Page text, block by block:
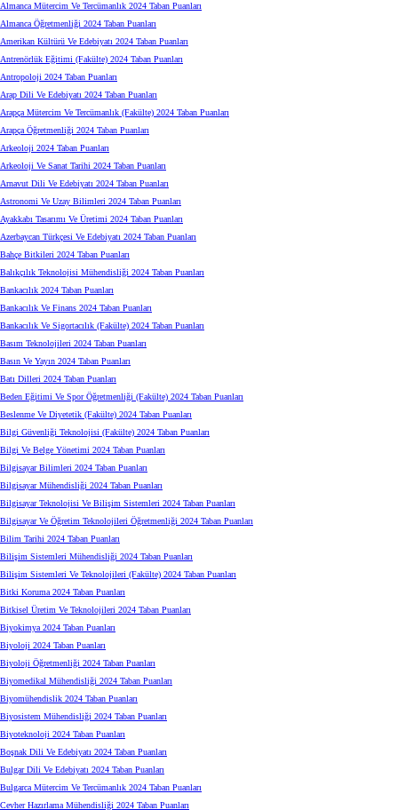
Almanca Mütercim Ve Tercümanlık 2024 Taban Puanları
Almanca Öğretmenliği 2024 Taban Puanları
Amerikan Kültürü Ve Edebiyatı 2024 Taban Puanları
Antrenörlük Eğitimi (Fakülte) 2024 Taban Puanları
Antropoloji 2024 Taban Puanları
Arap Dili Ve Edebiyatı 2024 Taban Puanları
Arapça Mütercim Ve Tercümanlık (Fakülte) 2024 Taban Puanları
Arapça Öğretmenliği 2024 Taban Puanları
Arkeoloji 2024 Taban Puanları
Arkeoloji Ve Sanat Tarihi 2024 Taban Puanları
Arnavut Dili Ve Edebiyatı 2024 Taban Puanları
Astronomi Ve Uzay Bilimleri 2024 Taban Puanları
Ayakkabı Tasarımı Ve Üretimi 2024 Taban Puanları
Azerbaycan Türkçesi Ve Edebiyatı 2024 Taban Puanları
Bahçe Bitkileri 2024 Taban Puanları
Balıkçılık Teknolojisi Mühendisliği 2024 Taban Puanları
Bankacılık 2024 Taban Puanları
Bankacılık Ve Finans 2024 Taban Puanları
Bankacılık Ve Sigortacılık (Fakülte) 2024 Taban Puanları
Basım Teknolojileri 2024 Taban Puanları
Basın Ve Yayın 2024 Taban Puanları
Batı Dilleri 2024 Taban Puanları
Beden Eğitimi Ve Spor Öğretmenliği (Fakülte) 2024 Taban Puanları
Beslenme Ve Diyetetik (Fakülte) 2024 Taban Puanları
Bilgi Güvenliği Teknolojisi (Fakülte) 2024 Taban Puanları
Bilgi Ve Belge Yönetimi 2024 Taban Puanları
Bilgisayar Bilimleri 2024 Taban Puanları
Bilgisayar Mühendisliği 2024 Taban Puanları
Bilgisayar Teknolojisi Ve Bilişim Sistemleri 2024 Taban Puanları
Bilgisayar Ve Öğretim Teknolojileri Öğretmenliği 2024 Taban Puanları
Bilim Tarihi 2024 Taban Puanları
Bilişim Sistemleri Mühendisliği 2024 Taban Puanları
Bilişim Sistemleri Ve Teknolojileri (Fakülte) 2024 Taban Puanları
Bitki Koruma 2024 Taban Puanları
Bitkisel Üretim Ve Teknolojileri 2024 Taban Puanları
Biyokimya 2024 Taban Puanları
Biyoloji 2024 Taban Puanları
Biyoloji Öğretmenliği 2024 Taban Puanları
Biyomedikal Mühendisliği 2024 Taban Puanları
Biyomühendislik 2024 Taban Puanları
Biyosistem Mühendisliği 2024 Taban Puanları
Biyoteknoloji 2024 Taban Puanları
Boşnak Dili Ve Edebiyatı 2024 Taban Puanları
Bulgar Dili Ve Edebiyatı 2024 Taban Puanları
Bulgarca Mütercim Ve Tercümanlık 2024 Taban Puanları
Cevher Hazırlama Mühendisliği 2024 Taban Puanları